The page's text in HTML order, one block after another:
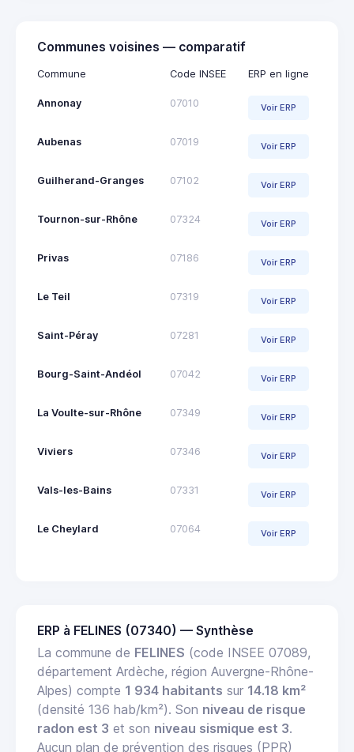
Communes voisines — comparatif
Commune Code INSEE ERP en ligne
Annonay 07010 Voir ERP
Aubenas 07019 Voir ERP
Guilherand-Granges 07102 Voir ERP
Tournon-sur-Rhône 07324 Voir ERP
Privas 07186 Voir ERP
Le Teil 07319 Voir ERP
Saint-Péray 07281 Voir ERP
Bourg-Saint-Andéol 07042 Voir ERP
La Voulte-sur-Rhône 07349 Voir ERP
Viviers 07346 Voir ERP
Vals-les-Bains 07331 Voir ERP
Le Cheylard 07064 Voir ERP
ERP à FELINES (07340) — Synthèse
La commune de FELINES (code INSEE 07089,
département Ardèche, région Auvergne-Rhône-
Alpes) compte 1 934 habitants sur 14.18 km²
(densité 136 hab/km²). Son niveau de risque
radon est 3 et son niveau sismique est 3.
Aucun plan de prévention des risques (PPR)